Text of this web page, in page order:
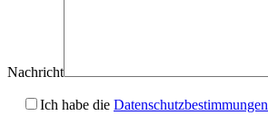
Nachricht
Ich habe die Datenschutzbestimmungen